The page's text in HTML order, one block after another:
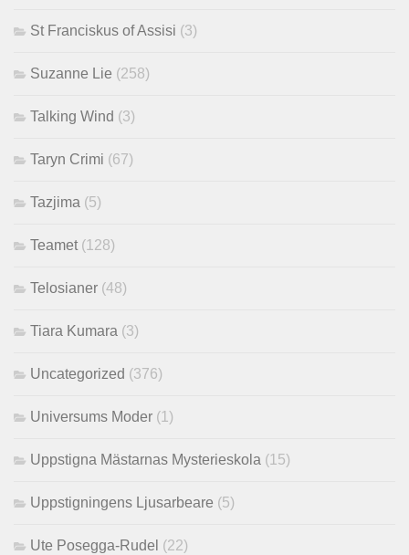
St Franciskus of Assisi (3)
Suzanne Lie (258)
Talking Wind (3)
Taryn Crimi (67)
Tazjima (5)
Teamet (128)
Telosianer (48)
Tiara Kumara (3)
Uncategorized (376)
Universums Moder (1)
Uppstigna Mästarnas Mysterieskola (15)
Uppstigningens Ljusarbeare (5)
Ute Posegga-Rudel (22)